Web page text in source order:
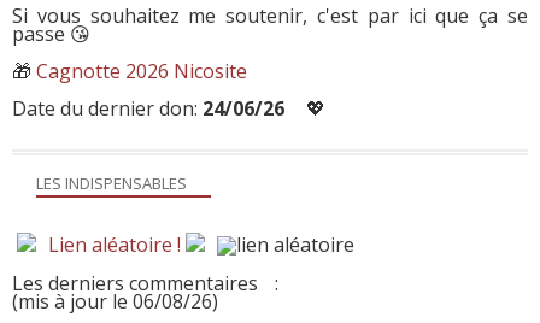
LES INDISPENSABLES
Lien aléatoire !
Les derniers commentaires
:
(mis à jour le 06/08/26)
Si vous souhaitez me soutenir, c'est par ici que ça se
passe 😘
🎁 Cagnotte 2026 Nicosite
Date du dernier don: 24/06/26 💖